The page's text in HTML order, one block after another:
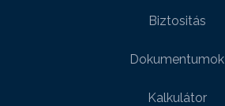
Biztositás
Dokumentumok
Kalkulátor